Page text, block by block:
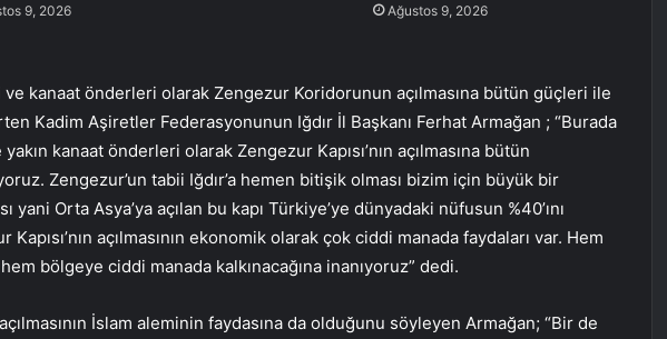
9, 2026 Ağustos 9, 2026
ve kanaat önderleri olarak Zengezur Koridorunun açılmasına bütün güçleri ile
Kadim Aşiretler Federasyonunun Iğdır İl Başkanı Ferhat Armağan ; “Burada
kanaat önderleri olarak Zengezur Kapısı’nın açılmasına bütün
Zengezur’un tabii Iğdır’a hemen bitişik olması bizim için büyük bir
yani Orta Asya’ya açılan bu kapı Türkiye’ye dünyadaki nüfusun %40’ını
açılmasının ekonomik olarak çok ciddi manada faydaları var. Hem
hem bölgeye ciddi manada kalkınacağına inanıyoruz” dedi.
İslam aleminin faydasına da olduğunu söyleyen Armağan; “Bir de